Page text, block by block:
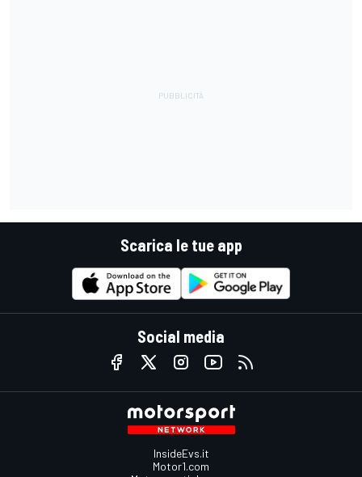
Scarica le tue app
Social media
InsideEvs.it
Motor1.com